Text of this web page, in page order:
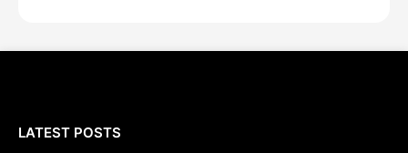
LATEST POSTS